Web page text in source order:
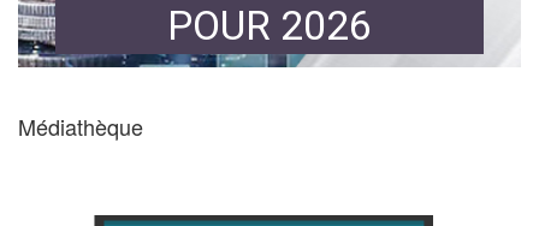
POUR 2026
Médiathèque